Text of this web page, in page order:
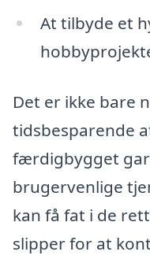
At tilbyde et
Det er ikke bare
tidsbesparende
færdigbygget
brugervenlige
kan få fat i de
slipper for at